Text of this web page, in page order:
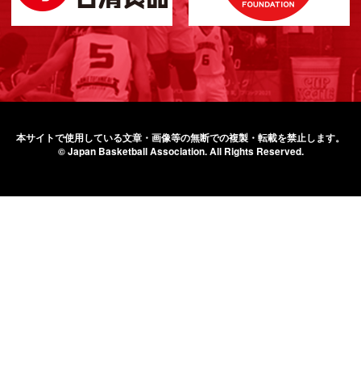
本サイトで使用している文章・画像等の無断での複製・転載を禁止します。
© Japan Basketball Association.All Rights Reserved.